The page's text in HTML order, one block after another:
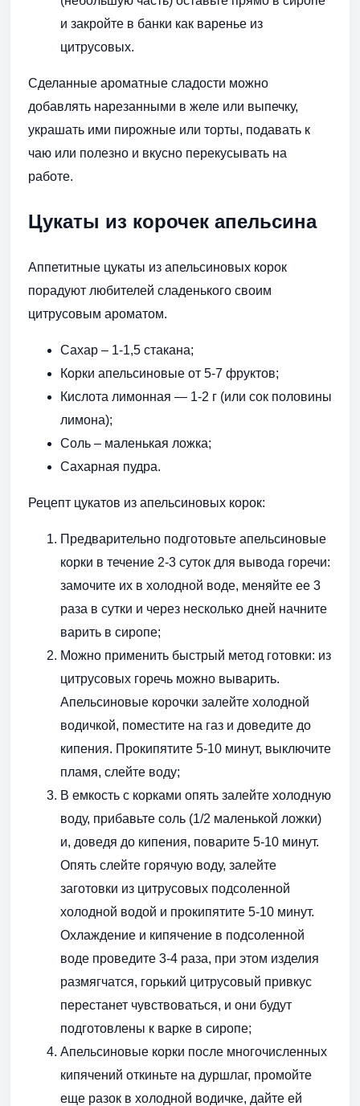
и закройте в банки как варенье из
цитрусовых.
Сделанные ароматные сладости можно
добавлять нарезанными в желе или выпечку,
украшать ими пирожные или торты, подавать к
чаю или полезно и вкусно перекусывать на
работе.
Цукаты из корочек апельсина
Аппетитные цукаты из апельсиновых корок
порадуют любителей сладенького своим
цитрусовым ароматом.
Сахар – 1-1,5 стакана;
Корки апельсиновые от 5-7 фруктов;
Кислота лимонная — 1-2 г (или сок половины
лимона);
Соль – маленькая ложка;
Сахарная пудра.
Рецепт цукатов из апельсиновых корок:
Предварительно подготовьте апельсиновые
корки в течение 2-3 суток для вывода горечи:
замочите их в холодной воде, меняйте ее 3
раза в сутки и через несколько дней начните
варить в сиропе;
Можно применить быстрый метод готовки: из
цитрусовых горечь можно выварить.
Апельсиновые корочки залейте холодной
водичкой, поместите на газ и доведите до
кипения. Прокипятите 5-10 минут, выключите
пламя, слейте воду;
В емкость с корками опять залейте холодную
воду, прибавьте соль (1/2 маленькой ложки)
и, доведя до кипения, поварите 5-10 минут.
Опять слейте горячую воду, залейте
заготовки из цитрусовых подсоленной
холодной водой и прокипятите 5-10 минут.
Охлаждение и кипячение в подсоленной
воде проведите 3-4 раза, при этом изделия
размягчатся, горький цитрусовый привкус
перестанет чувствоваться, и они будут
подготовлены к варке в сиропе;
Апельсиновые корки после многочисленных
кипячений откиньте на дуршлаг, промойте
еще разок в холодной водичке, дайте ей